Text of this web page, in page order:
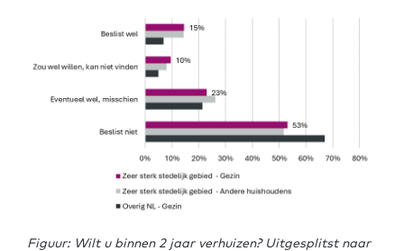
Figuur: Wilt u binnen 2 jaar verhuizen? Uitgesplitst naar